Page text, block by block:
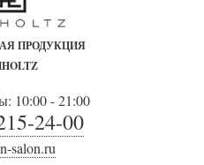
ПРОДУКЦИЯ
10:00 - 21:00
24-00
salon.ru